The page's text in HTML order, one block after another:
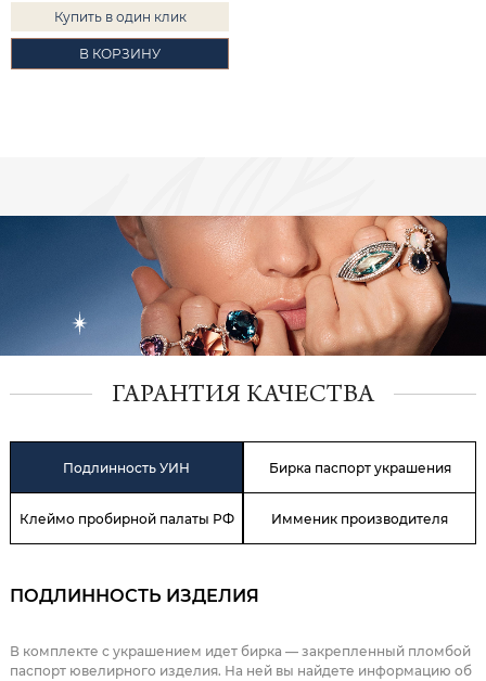
Купить в один клик
В КОРЗИНУ
ГАРАНТИЯ КАЧЕСТВА
Подлинность УИН Бирка паспорт украшения
Клеймо пробирной палаты РФ Имменик производителя
ПОДЛИННОСТЬ ИЗДЕЛИЯ
В комплекте с украшением идет бирка — закрепленный пломбой
паспорт ювелирного изделия. На ней вы найдете информацию об